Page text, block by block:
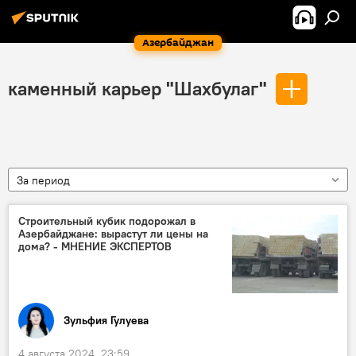
Азербайджан
каменный карьер "Шахбулаг"
За период
Строительный кубик подорожал в
Азербайджане: вырастут ли цены на
дома? - МНЕНИЕ ЭКСПЕРТОВ
Зульфия Гулуева